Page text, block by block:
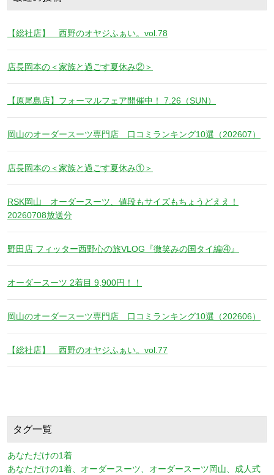
【総社店】 西野のオヤジふぁい。vol.78
店長岡本の＜家族と過ごす夏休み②＞
【原尾島店】フォーマルフェア開催中！ 7.26（SUN）
岡山のオーダースーツ専門店 口コミランキング10選（202607）
店長岡本の＜家族と過ごす夏休み①＞
RSK岡山 オーダースーツ、値段もサイズもちょうどええ！
20260708放送分
野田店 フィッター西野心の旅VLOG『微笑みの国タイ編④』
オーダースーツ 2着目 9,900円！！
岡山のオーダースーツ専門店 口コミランキング10選（202606）
【総社店】 西野のオヤジふぁい。vol.77
タグ一覧
あなただけの1着
あなただけの1着、オーダースーツ、オーダースーツ岡山、成人式